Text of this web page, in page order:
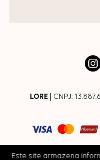
Este site armazena
LORE | CNPJ: